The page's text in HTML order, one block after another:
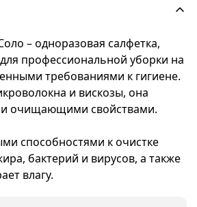
– одноразовая салфетка,
профессиональной уборки на
требованиями к гигиене.
и вискозы, она
очищающими свойствами.
способностями к очистке
бактерий и вирусов, а также
влагу.